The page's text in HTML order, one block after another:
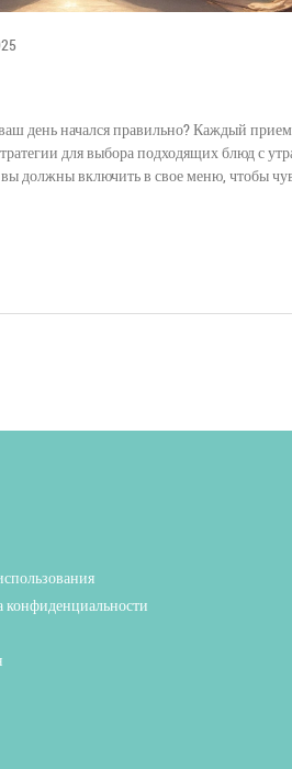
день начался правильно? Каждый
для выбора подходящих блюд с
должны включить в свое меню, чтобы
конфиденциальности